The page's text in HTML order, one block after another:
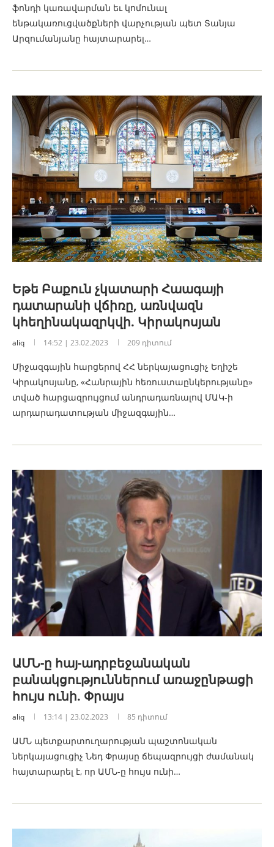
ֆոնդի կառավարման եւ կոմունալ
ենթակառուցվածքների վարչության պետ Տանյա
Արզումանյանը հայտարարել…
Եթե Բաքուն չկատարի Հաագայի
դատարանի վճիռը, առնվազն
կհեղինակազրկվի. Կիրակոսյան
aliq 14:52 | 23.02.2023 209 դիտում
Միջազգային հարցերով ՀՀ ներկայացուցիչ Եղիշե
Կիրակոսյանը, «Հանրային հեռուստաընկերությանը»
տված հարցազրույցում անդրադառնալով ՄԱԿ-ի
արդարադատության միջազգային…
ԱՄՆ-ը հայ-ադրբեջանական
բանակցություններում առաջընթացի
հույս ունի. Փրայս
aliq 13:14 | 23.02.2023 85 դիտում
ԱՄՆ պետքարտուղարության պաշտոնական
ներկայացուցիչ Նեդ Փրայսը ճեպազրույցի ժամանակ
հայտարարել է, որ ԱՄՆ-ը հույս ունի…